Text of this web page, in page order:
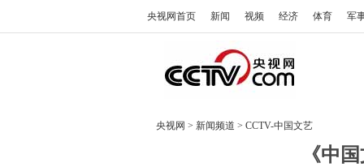
央视网首页 新闻 视频 经济 体育 军
央视网 > 新闻频道 > CCTV-中国文艺
《中